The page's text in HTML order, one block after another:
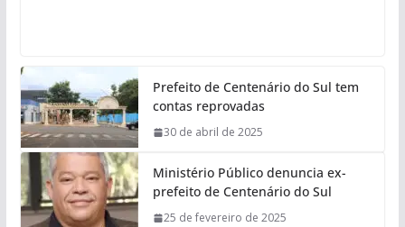
Prefeito de Centenário do Sul tem
contas reprovadas
30 de abril de 2025
Ministério Público denuncia ex-
prefeito de Centenário do Sul
25 de fevereiro de 2025